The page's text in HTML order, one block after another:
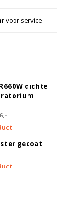
voor service
dichte
gecoat